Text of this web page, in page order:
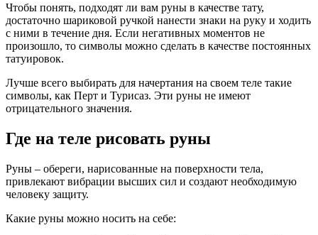
Чтобы понять, подходят ли вам руны в качестве тату,
достаточно шариковой ручкой нанести знаки на руку и ходить
с ними в течение дня. Если негативных моментов не
произошло, то символы можно сделать в качестве постоянных
татуировок.
Лучше всего выбирать для начертания на своем теле такие
символы, как Перт и Турисаз. Эти руны не имеют
отрицательного значения.
Где на теле рисовать руны
Руны – обереги, нарисованные на поверхности тела,
привлекают вибрации высших сил и создают необходимую
человеку защиту.
Какие руны можно носить на себе: